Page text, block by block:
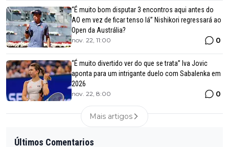
“É muito bom disputar 3 encontros aqui antes do
AO em vez de ficar tenso lá” Nishikori regressará ao
Open da Austrália?
nov. 22, 11:00 0
“É muito divertido ver do que se trata” Iva Jovic
aponta para um intrigante duelo com Sabalenka em
2026
nov. 22, 8:00 0
Mais artigos
Últimos Comentarios